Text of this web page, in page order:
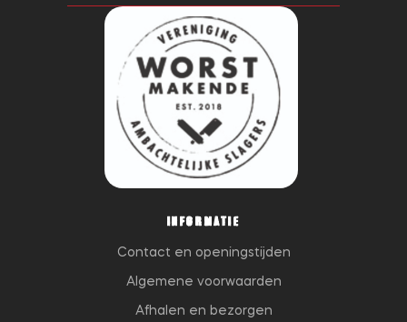
INFORMATIE
Contact en openingstijden
Algemene voorwaarden
Afhalen en bezorgen